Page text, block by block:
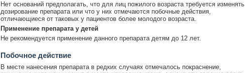
Нет оснований предполагать, что для лиц пожилого возраста требуется изменять
дозирование препарата или что у них отмечаются побочные действия,
отличающиеся от таковых у пациентов более молодого возраста.
Применение препарата у детей
Не рекомендуется применение данного препарата детям до 12 лет.
Побочное действие
В месте нанесения препарата в редких случаях отмечалось покраснение,